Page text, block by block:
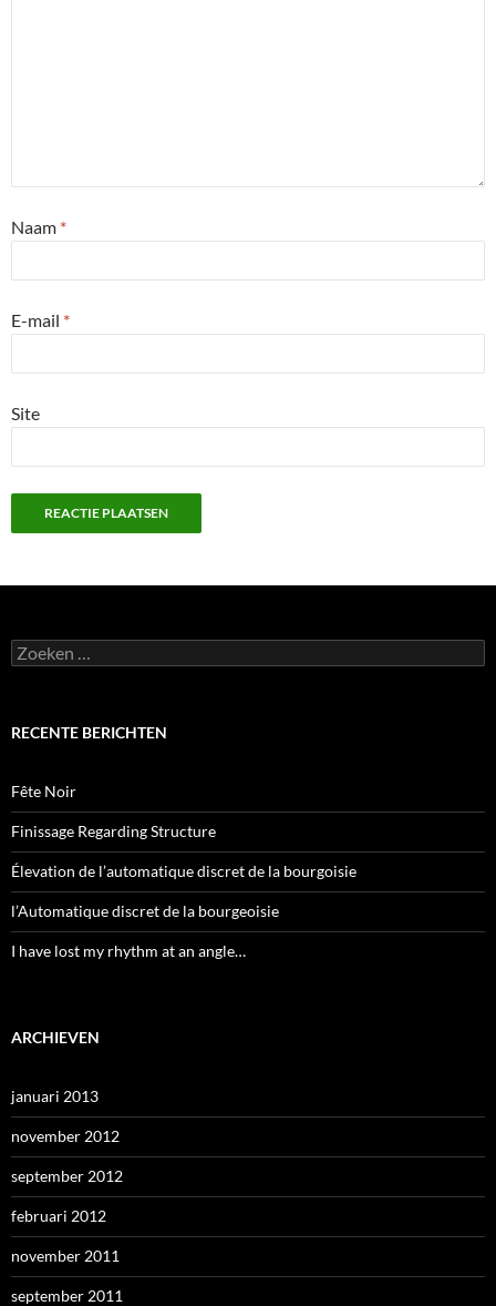
Naam *
E-mail *
Site
Zoeken
naar:
RECENTE BERICHTEN
Fête Noir
Finissage Regarding Structure
Élevation de l’automatique discret de la bourgoisie
l’Automatique discret de la bourgeoisie
I have lost my rhythm at an angle…
ARCHIEVEN
januari 2013
november 2012
september 2012
februari 2012
november 2011
september 2011